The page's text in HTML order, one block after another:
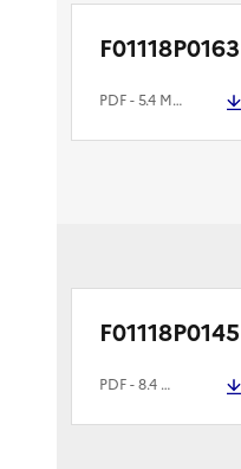
F01118P0163
PDF- 5.4 Mio
F01118P0145
PDF- 8.4 Mio